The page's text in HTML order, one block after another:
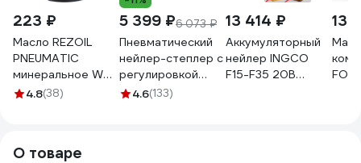
223 ₽
Масло REZOIL
PNEUMATIC
минеральное WH-
45 0.1 л Rezer
4.8(38)
5 399 ₽6 073 ₽
Пневматический
нейлер-степлер с
регулировкой
глубины MATRIX 3
4.6(133)
13 414 ₽
Аккумуляторный
нейлер INGCO
F15-F35 20В
13
О товаре